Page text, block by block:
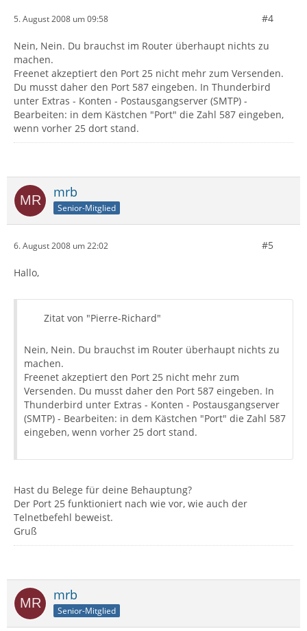
5. August 2008 um 09:58 #4
Nein, Nein. Du brauchst im Router überhaupt nichts zu
machen.
Freenet akzeptiert den Port 25 nicht mehr zum Versenden.
Du musst daher den Port 587 eingeben. In Thunderbird
unter Extras - Konten - Postausgangserver (SMTP) -
Bearbeiten: in dem Kästchen "Port" die Zahl 587 eingeben,
wenn vorher 25 dort stand.
mrb
Senior-Mitglied
6. August 2008 um 22:02 #5
Hallo,
Zitat von "Pierre-Richard"
Nein, Nein. Du brauchst im Router überhaupt nichts zu
machen.
Freenet akzeptiert den Port 25 nicht mehr zum
Versenden. Du musst daher den Port 587 eingeben. In
Thunderbird unter Extras - Konten - Postausgangserver
(SMTP) - Bearbeiten: in dem Kästchen "Port" die Zahl 587
eingeben, wenn vorher 25 dort stand.
Hast du Belege für deine Behauptung?
Der Port 25 funktioniert nach wie vor, wie auch der
Telnetbefehl beweist.
Gruß
mrb
Senior-Mitglied